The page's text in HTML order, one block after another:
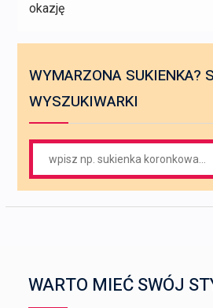
okazję
WYMARZONA SUKIENKA?
WYSZUKIWARKI
for:
WARTO MIEĆ SWÓJ